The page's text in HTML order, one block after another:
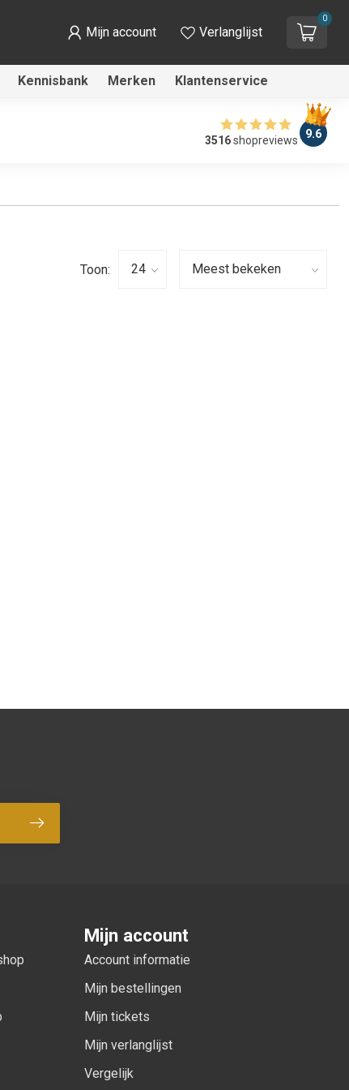
Mijn account Verlanglijst
0
Kennisbank Merken Klantenservice
3516shopreviews 9.6
Toon:
Abonneer
Mijn account
Account informatie
Mijn bestellingen
Mijn tickets
Mijn verlanglijst
Vergelijk